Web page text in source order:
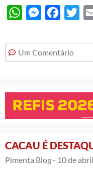
WhatsAppMessenger
Um Comentário
CACAU É
Pimenta Blog - 10 de